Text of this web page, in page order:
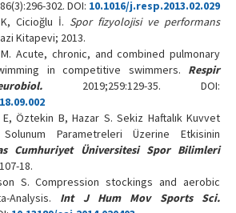
302. DOI: 10.1016/j.resp.2013.02.029
Cicioğlu İ. Spor fizyolojisi ve performans
Kitapevi; 2013.
M. Acute, chronic, and combined pulmonary
in competitive swimmers. Respir
2019;259:129-35. DOI:
Öztekin B, Hazar S. Sekiz Haftalık Kuvvet
Solunum Parametreleri Üzerine Etkisinin
Cumhuriyet Üniversitesi Spor Bilimleri
18.
S. Compression stockings and aerobic
Analysis. Int J Hum Mov Sports Sci.